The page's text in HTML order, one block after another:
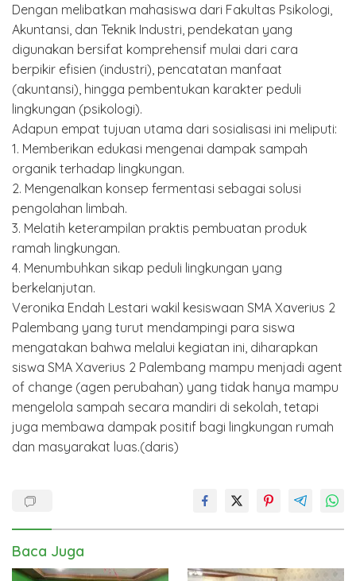
Dengan melibatkan mahasiswa dari Fakultas Psikologi,
Akuntansi, dan Teknik Industri, pendekatan yang
digunakan bersifat komprehensif mulai dari cara
berpikir efisien (industri), pencatatan manfaat
(akuntansi), hingga pembentukan karakter peduli
lingkungan (psikologi).
Adapun empat tujuan utama dari sosialisasi ini meliputi:
1. Memberikan edukasi mengenai dampak sampah
organik terhadap lingkungan.
2. Mengenalkan konsep fermentasi sebagai solusi
pengolahan limbah.
3. Melatih keterampilan praktis pembuatan produk
ramah lingkungan.
4. Menumbuhkan sikap peduli lingkungan yang
berkelanjutan.
Veronika Endah Lestari wakil kesiswaan SMA Xaverius 2
Palembang yang turut mendampingi para siswa
mengatakan bahwa melalui kegiatan ini, diharapkan
siswa SMA Xaverius 2 Palembang mampu menjadi agent
of change (agen perubahan) yang tidak hanya mampu
mengelola sampah secara mandiri di sekolah, tetapi
juga membawa dampak positif bagi lingkungan rumah
dan masyarakat luas.(daris)
Baca Juga